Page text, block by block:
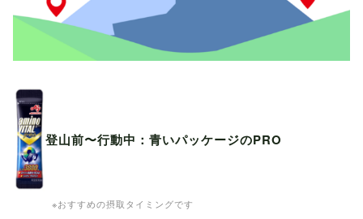
登山前〜行動中：青いパッケージのPRO
※おすすめの摂取タイミングです